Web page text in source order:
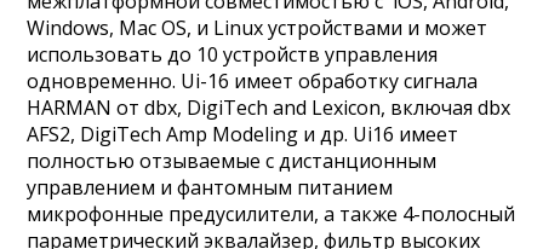
Windows, Mac OS, и Linux устройствами и может
использовать до 10 устройств управления
одновременно. Ui-16 имеет обработку сигнала
HARMAN от dbx, DigiTech and Lexicon, включая dbx
AFS2, DigiTech Amp Modeling и др. Ui16 имеет
полностью отзываемые с дистанционным
управлением и фантомным питанием
микрофонные предусилители, а также 4-полосный
параметрический эквалайзер, фильтр высоких